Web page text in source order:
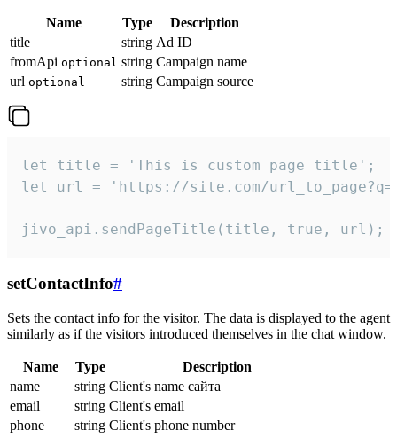
Name Type
Description
title
string Ad ID
fromApi optional string Campaign name
url optional string Campaign source
let title = 'This is custom page title';
let url = 'https://site.com/
jivo_api.sendPageTitle(title, true, url);
setContactInfo#
Sets the contact info for the visitor. The data is displayed to the agent
similarly as if the visitors introduced themselves in the chat window.
Name Type
Description
name
string Client's name сайта
email
string Client's email
phone
string Client's phone number